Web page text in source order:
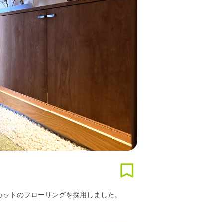
トのフローリングを採用しました。